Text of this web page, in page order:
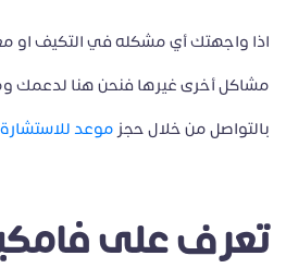
اذا واجهتك أي مشكله في التكيف او مع
مشاكل أخرى غيرها فنحن هنا لدعمك
بالتواصل من خلال حجز موعد للاستشارة
تعرف على